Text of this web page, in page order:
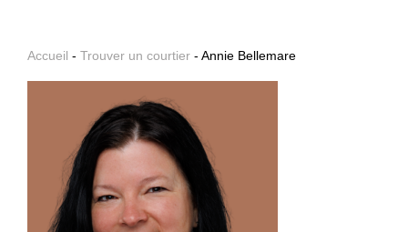
Accueil - Trouver un courtier - Annie Bellemare